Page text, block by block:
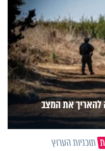
להאריך את המצב
תוכניות הערוץ